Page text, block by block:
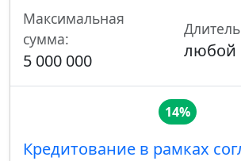
Максимальная
сумма:
5 000 000 любой
14%
Кредитование в рамках